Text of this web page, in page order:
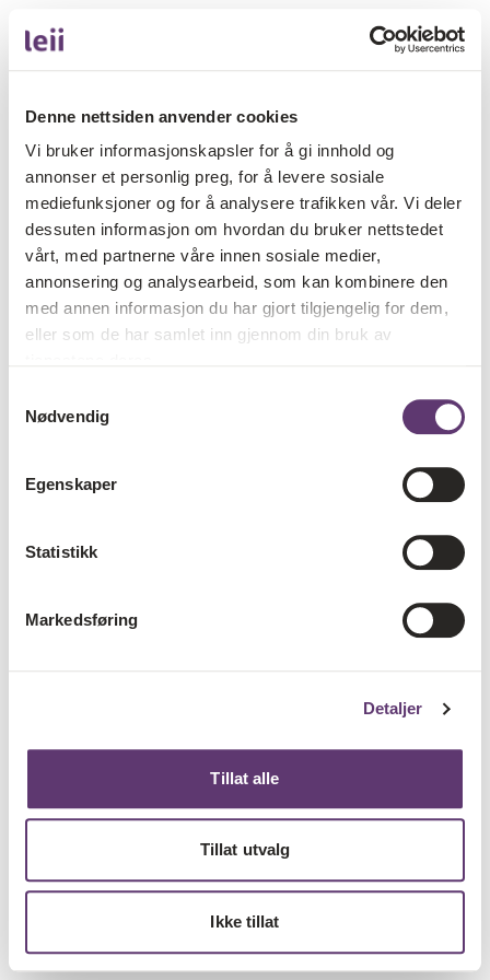
Denne nettsiden anvender cookies
Vi bruker informasjonskapsler for å gi innhold og
annonser et personlig preg, for å levere sosiale
mediefunksjoner og for å analysere trafikken vår. Vi deler
dessuten informasjon om hvordan du bruker nettstedet
vårt, med partnerne våre innen sosiale medier,
annonsering og analysearbeid, som kan kombinere den
med annen informasjon du har gjort tilgjengelig for dem,
eller som de har samlet inn gjennom din bruk av
Nødvendig
Egenskaper
Statistikk
Markedsføring
Detaljer
Tillat alle
Tillat utvalg
Ikke tillat